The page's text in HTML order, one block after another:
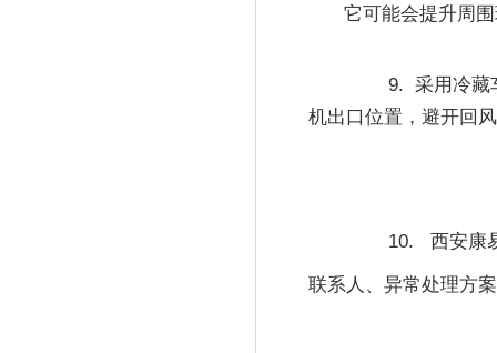
它可能会提升周
9. 采用冷藏
机出口位置，避开回
10. 西安康
联系人、异常处理方